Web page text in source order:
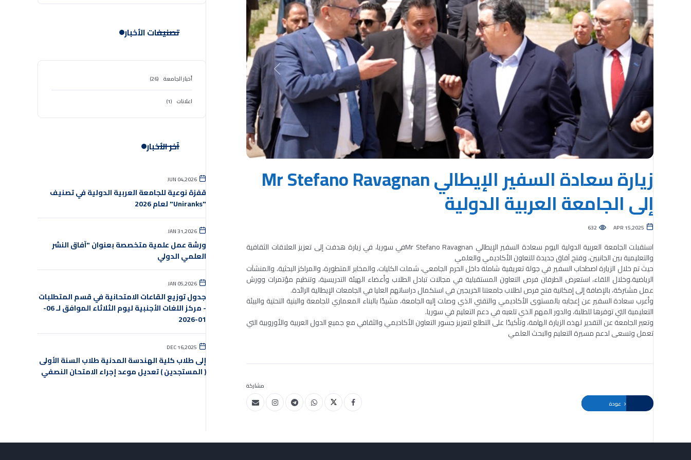
Previous
Next
زيارة سعادة السفير الإيطالي Mr Stefano Ravagnan
إلى الجامعة العربية الدولية
APR 15,2025
632
استقبلت الجامعة العربية الدولية اليوم سعادة السفير الإيطالي Mr Stefano Ravagnanفي سوريا، في زيارة هدفت إلى تعزيز العلاقات الثقافية
والتعليمية بين الجانبين، وفتح آفاق جديدة للتعاون الأكاديمي والعلمي
حيث تم خلال الزيارة اصطحاب السفير في جولة تعريفية شاملة داخل الحرم الجامعي، شملت الكليات، والمخابر المتطورة، والمراكز البحثية، والمنشآت
الرياضية.وخلال اللقاء، استعرض الطرفان فرص التعاون المستقبلية في مجالات تبادل الطلاب وأعضاء الهيئة التدريسية، وتنظيم مؤتمرات وورش
عمل مشتركة، بالإضافة إلى إمكانية فتح فرص لطلاب جامعتنا الخريجين في استكمال دراساتهم العليا في الجامعات الإيطالية الرائدة.
وأعرب سعادة السفير عن إعجابه بالمستوى الأكاديمي والتقني الذي وصلت إليه الجامعة، مشيدًا بالبناء المعماري للجامعة والبنية التحتية والبيئة
التعليمية التي توفرها للطلبة، والدور المهم الذي تلعبه في دعم التعليم في سوريا.
وتعبر الجامعة عن التقدير لهذه الزيارة الهامة، وتأكيدًا على التطلع لتعزيز جسور التعاون الأكاديمي والثقافي مع جميع الدول العربية والأوروبية التي
تعمل وتسعى لدعم مسيرة التعليم والبحث العلمي
مشاركة
تصنيفات الأخبار
أخبار الجامعة (26)
اعلانات (1)
آخر الأخبار
JUN 04,2026
قفزة نوعية للجامعة العربية الدولية في تصنيف
"Uniranks" لعام 2026
JAN 31,2026
ورشة عمل علمية متخصصة بعنوان "آفاق النشر
العلمي الدولي
JAN 05,2026
جدول توزيع القاعات الامتحانية في قسم المتطلبات
- مركز اللغات الأجنبية ليوم الثلاثاء الموافق لـ 06-
01-2026
DEC 16,2025
إلى طلاب كلية الهندسة المدنية طلاب السنة الأولى
( المستجدين ) تعديل موعد إجراء الامتحان النصفي